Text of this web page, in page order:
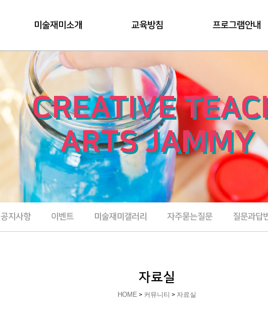
미술재미소개 교육방침 프로그램안내
CREATIVE
ARTS JAMMY
공지사항 이벤트 미술재미갤러리 자주묻는질문 질문과답
자료실
HOME > 커뮤니티 > 자료실